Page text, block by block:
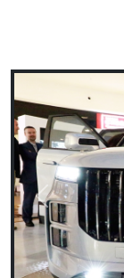
Previous